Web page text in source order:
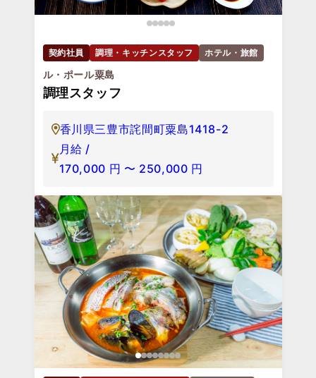
契約社員 調理・キッチンスタッフ ホテル・旅館
ル・ポール粟島
調理スタッフ
香川県三豊市詫間町粟島1418-2
月給 /
170,000 円 〜 250,000 円